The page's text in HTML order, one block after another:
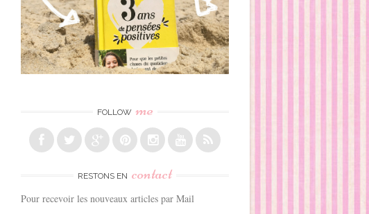
FOLLOW me
RESTONS EN contact
Pour recevoir les nouveaux articles par Mail